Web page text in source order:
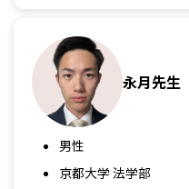
永月先生
男性
京都大学 法学部